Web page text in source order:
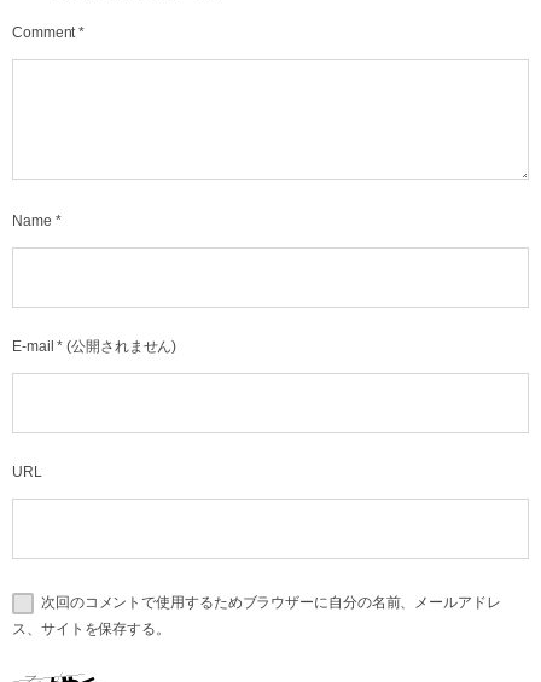
Comment *
Name *
E-mail * (公開されません)
URL
次回のコメントで使用するためブラウザーに自分の名前、メールアドレ
ス、サイトを保存する。